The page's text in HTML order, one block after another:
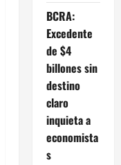
BCRA:
Excedente
de $4
billones sin
destino
claro
inquieta a
economista
s